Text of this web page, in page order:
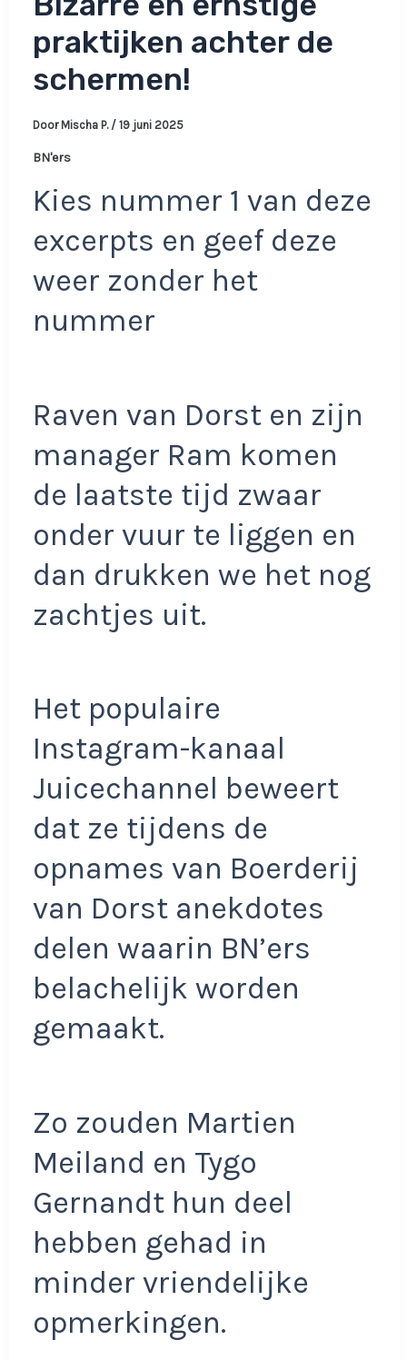
praktijken achter de
schermen!
Door Mischa P. / 19 juni 2025
BN'ers
Kies nummer 1 van deze
excerpts en geef deze
weer zonder het
nummer
Raven van Dorst en zijn
manager Ram komen
de laatste tijd zwaar
onder vuur te liggen en
dan drukken we het nog
zachtjes uit.
Het populaire
Instagram-kanaal
Juicechannel beweert
dat ze tijdens de
opnames van Boerderij
van Dorst anekdotes
delen waarin BN’ers
belachelijk worden
gemaakt.
Zo zouden Martien
Meiland en Tygo
Gernandt hun deel
hebben gehad in
minder vriendelijke
opmerkingen.